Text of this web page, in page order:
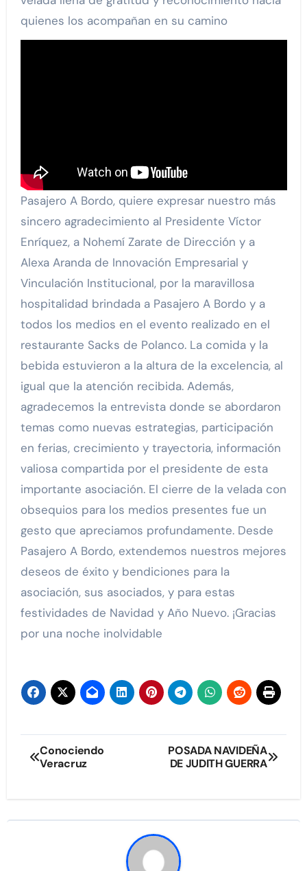
quienes los acompañan en su camino
Pasajero A Bordo, quiere expresar nuestro más
sincero agradecimiento al Presidente Víctor
Enríquez, a Nohemí Zarate de Dirección y a
Alexa Aranda de Innovación Empresarial y
Vinculación Institucional, por la maravillosa
hospitalidad brindada a Pasajero A Bordo y a
todos los medios en el evento realizado en el
restaurante Sacks de Polanco. La comida y la
bebida estuvieron a la altura de la excelencia, al
igual que la atención recibida. Además,
agradecemos la entrevista donde se abordaron
temas como nuevas estrategias, participación
en ferias, crecimiento y trayectoria, información
valiosa compartida por el presidente de esta
importante asociación. El cierre de la velada con
obsequios para los medios presentes fue un
gesto que apreciamos profundamente. Desde
Pasajero A Bordo, extendemos nuestros mejores
deseos de éxito y bendiciones para la
asociación, sus asociados, y para estas
festividades de Navidad y Año Nuevo. ¡Gracias
por una noche inolvidable
Navegación
de
Conociendo
Veracruz
POSADA NAVIDEÑA
DE JUDITH GUERRA